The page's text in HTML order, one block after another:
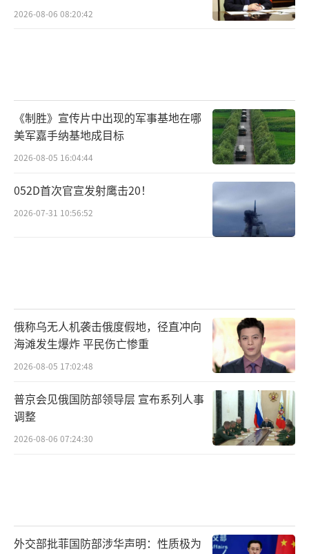
2026-08-06 08:20:42
《制胜》宣传片中出现的军事基地在哪
美军嘉手纳基地成目标
2026-08-05 16:04:44
052D首次官宣发射鹰击20！
2026-07-31 10:56:52
俄称乌无人机袭击俄度假地，径直冲向
海滩发生爆炸 平民伤亡惨重
2026-08-05 17:02:48
普京会见俄国防部领导层 宣布系列人事
调整
2026-08-06 07:24:30
外交部批菲国防部涉华声明：性质极为